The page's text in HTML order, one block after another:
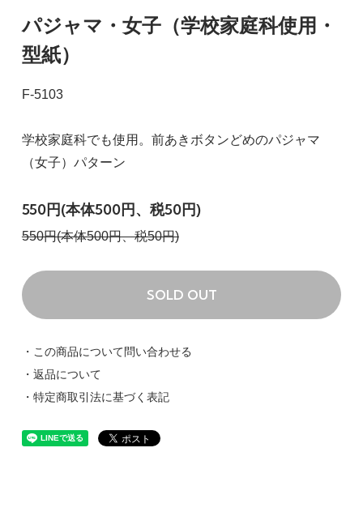
パジャマ・女子（学校家庭科使用・
型紙）
F-5103
学校家庭科でも使用。前あきボタンどめのパジャマ
（女子）パターン
550円(本体500円、税50円)
550円(本体500円、税50円)
SOLD OUT
・この商品について問い合わせる
・返品について
・特定商取引法に基づく表記